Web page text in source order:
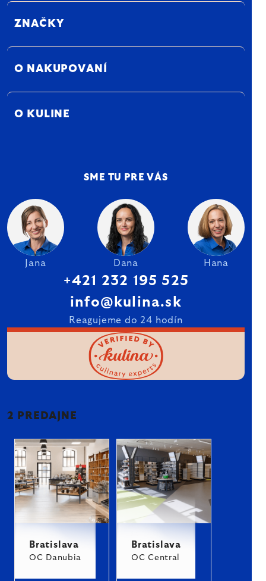
ZNAČKY
O NAKUPOVANÍ
O KULINE
SME TU PRE VÁS
Jana Dana Hana
+421 232 195 525
info@kulina.sk
Reagujeme do 24 hodín
2 PREDAJNE
Bratislava
OC Danubia
Bratislava
OC Central